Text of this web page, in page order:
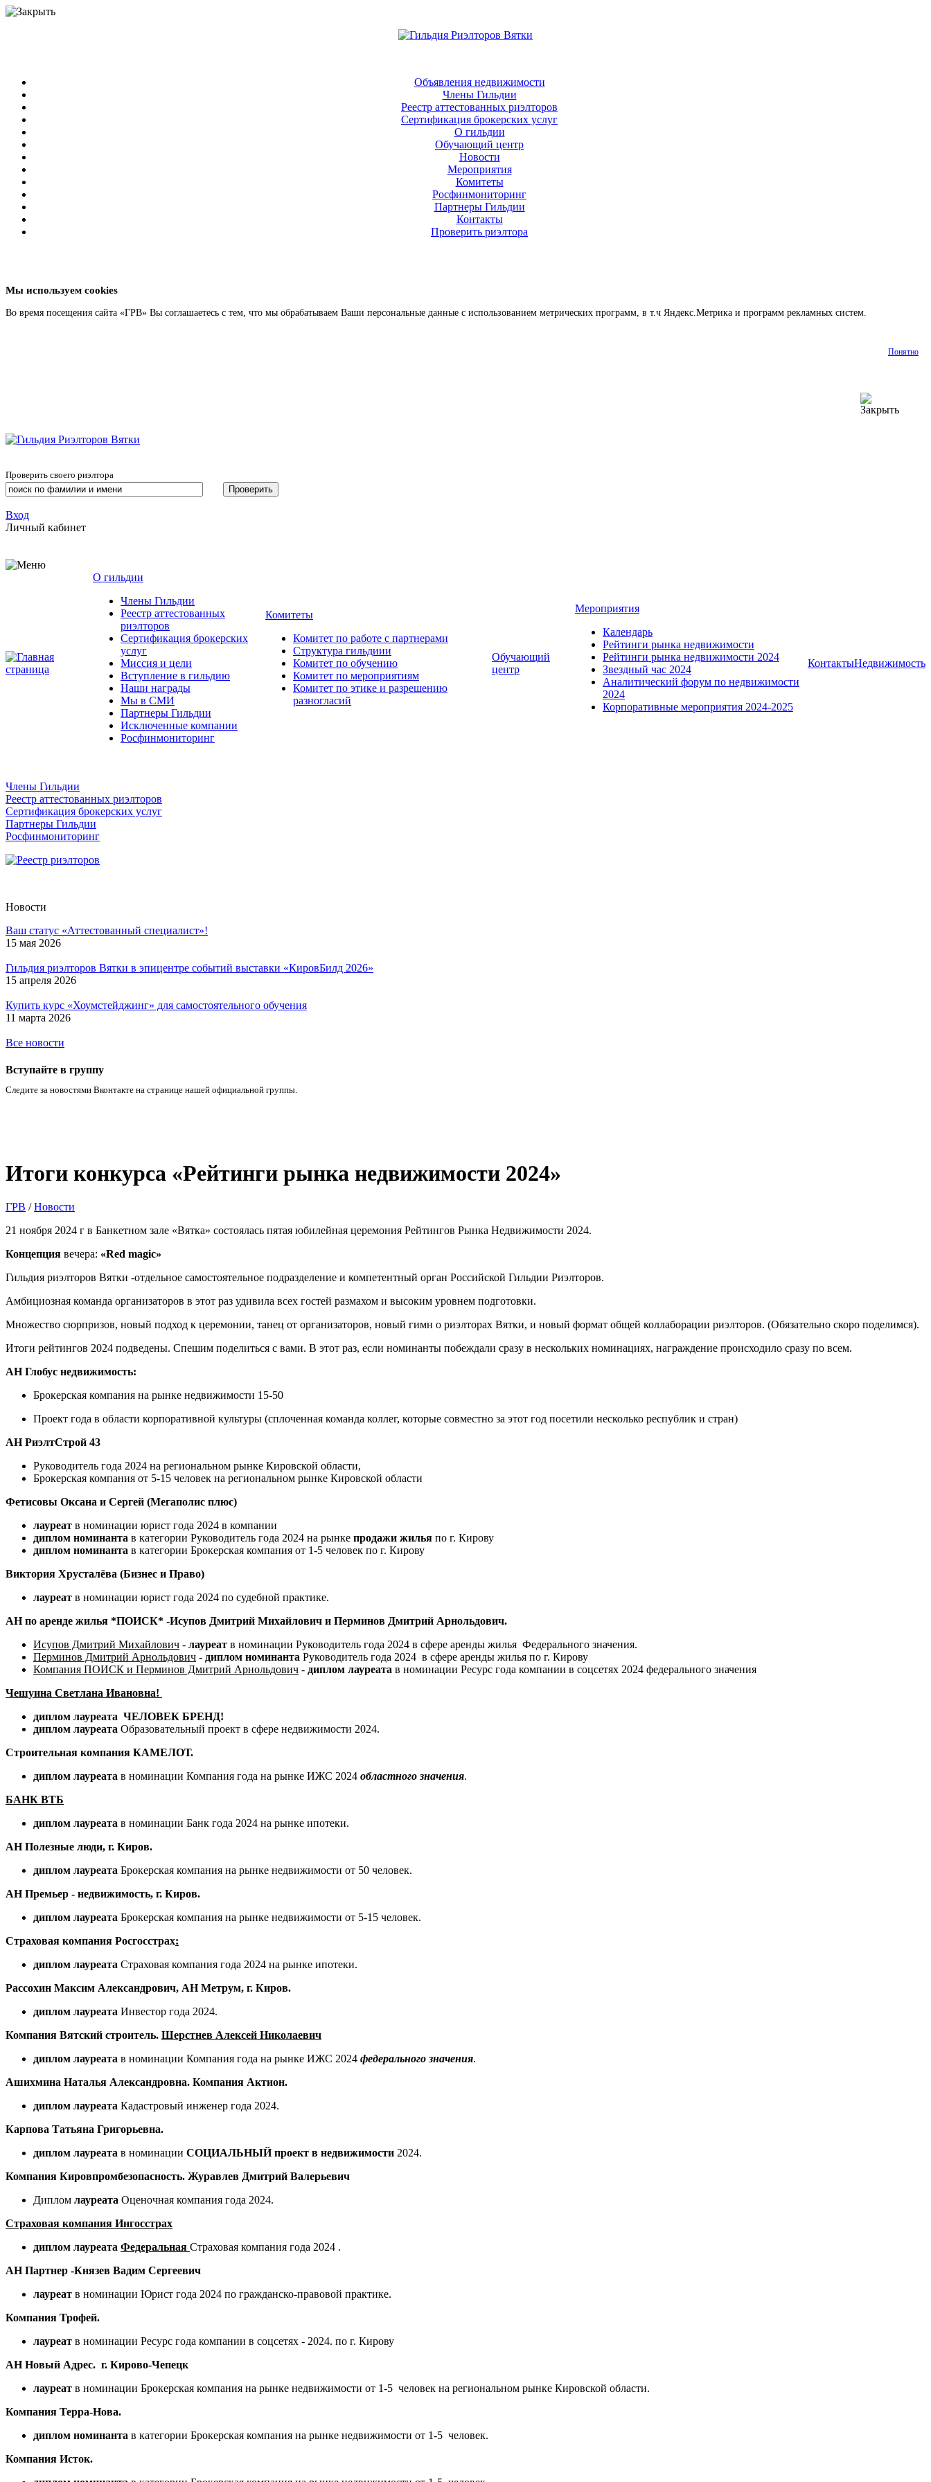
Объявления недвижимости
Члены Гильдии
Реестр аттестованных риэлторов
Сертификация брокерских услуг
О гильдии
Обучающий центр
Новости
Мероприятия
Комитеты
Росфинмониторинг
Партнеры Гильдии
Контакты
Проверить риэлтора
Мы используем cookies
Во время посещения сайта «ГРВ» Вы соглашаетесь с тем, что мы обрабатываем Ваши персональные данные с использованием метрических программ, в т.ч Яндекс.Метрика и программ рекламных систем.
Понятно
Проверить своего риэлтора
Вход
Личный кабинет
О гильдии
Члены Гильдии
Реестр аттестованных
риэлторов
Сертификация брокерских
услуг
Миссия и цели
Вступление в гильдию
Наши награды
Мы в СМИ
Партнеры Гильдии
Исключенные компании
Росфинмониторинг
Комитеты
Комитет по работе с партнерами
Структура гильдиии
Комитет по обучению
Комитет по мероприятиям
Комитет по этике и разрешению
разногласий
Обучающий
центр
Мероприятия
Календарь
Рейтинги рынка недвижимости
Рейтинги рынка недвижимости 2024
Звездный час 2024
Аналитический форум по недвижимости
2024
Корпоративные мероприятия 2024-2025
КонтактыНедвижимость
Члены Гильдии
Реестр аттестованных риэлторов
Сертификация брокерских услуг
Партнеры Гильдии
Росфинмониторинг
Новости
Ваш статус «Аттестованный специалист»!
15 мая 2026
Гильдия риэлторов Вятки в эпицентре событий выставки «КировБилд 2026»
15 апреля 2026
Купить курс «Хоумстейджинг» для самостоятельного обучения
11 марта 2026
Все новости
Вступайте в группу
Следите за новостями Вконтакте на странице нашей официальной группы.
Итоги конкурса «Рейтинги рынка недвижимости 2024»
ГРВ / Новости
21 ноября 2024 г в Банкетном зале «Вятка» состоялась пятая юбилейная церемония Рейтингов Рынка Недвижимости 2024.
Концепция вечера: «Red magic»
Гильдия риэлторов Вятки -отдельное самостоятельное подразделение и компетентный орган Российской Гильдии Риэлторов.
Амбициозная команда организаторов в этот раз удивила всех гостей размахом и высоким уровнем подготовки.
Множество сюрпризов, новый подход к церемонии, танец от организаторов, новый гимн о риэлторах Вятки, и новый формат общей коллаборации риэлторов. (Обязательно скоро поделимся).
Итоги рейтингов 2024 подведены. Спешим поделиться с вами. В этот раз, если номинанты побеждали сразу в нескольких номинациях, награждение происходило сразу по всем.
АН Глобус недвижимость:
Брокерская компания на рынке недвижимости 15-50
Проект года в области корпоративной культуры (сплоченная команда коллег, которые совместно за этот год посетили несколько республик и стран)
АН РиэлтСтрой 43
Руководитель года 2024 на региональном рынке Кировской области,
Брокерская компания от 5-15 человек на региональном рынке Кировской области
Фетисовы Оксана и Сергей (Мегаполис плюс)
лауреат в номинации юрист года 2024 в компании
диплом номинанта в категории Руководитель года 2024 на рынке продажи жилья по г. Кирову
диплом номинанта в категории Брокерская компания от 1-5 человек по г. Кирову
Виктория Хрусталёва (Бизнес и Право)
лауреат в номинации юрист года 2024 по судебной практике.
АН по аренде жилья *ПОИСК* -Исупов Дмитрий Михайлович и Перминов Дмитрий Арнольдович.
Исупов Дмитрий Михайлович - лауреат в номинации Руководитель года 2024 в сфере аренды жилья Федерального значения.
Перминов Дмитрий Арнольдович - диплом номинанта Руководитель года 2024 в сфере аренды жилья по г. Кирову
Компания ПОИСК и Перминов Дмитрий Арнольдович - диплом лауреата в номинации Ресурс года компании в соцсетях 2024 федерального значения
Чешуина Светлана Ивановна!
диплом лауреата ЧЕЛОВЕК БРЕНД!
диплом лауреата Образовательный проект в сфере недвижимости 2024.
Строительная компания КАМЕЛОТ.
диплом лауреата в номинации Компания года на рынке ИЖС 2024 областного значения.
БАНК ВТБ
диплом лауреата в номинации Банк года 2024 на рынке ипотеки.
АН Полезные люди, г. Киров.
диплом лауреата Брокерская компания на рынке недвижимости от 50 человек.
АН Премьер - недвижимость, г. Киров.
диплом лауреата Брокерская компания на рынке недвижимости от 5-15 человек.
Страховая компания Росгосстрах:
диплом лауреата Страховая компания года 2024 на рынке ипотеки.
Рассохин Максим Александрович, АН Метрум, г. Киров.
диплом лауреата Инвестор года 2024.
Компания Вятский строитель. Шерстнев Алексей Николаевич
диплом лауреата в номинации Компания года на рынке ИЖС 2024 федерального значения.
Ашихмина Наталья Александровна. Компания Актион.
диплом лауреата Кадастровый инженер года 2024.
Карпова Татьяна Григорьевна.
диплом лауреата в номинации СОЦИАЛЬНЫЙ проект в недвижимости 2024.
Компания Кировпромбезопасность. Журавлев Дмитрий Валерьевич
Диплом лауреата Оценочная компания года 2024.
Страховая компания Ингосстрах
диплом лауреата Федеральная Страховая компания года 2024 .
АН Партнер -Князев Вадим Сергеевич
лауреат в номинации Юрист года 2024 по гражданско-правовой практике.
Компания Трофей.
лауреат в номинации Ресурс года компании в соцсетях - 2024. по г. Кирову
АН Новый Адрес. г. Кирово-Чепецк
лауреат в номинации Брокерская компания на рынке недвижимости от 1-5 человек на региональном рынке Кировской области.
Компания Терра-Нова.
диплом номинанта в категории Брокерская компания на рынке недвижимости от 1-5 человек.
Компания Исток.